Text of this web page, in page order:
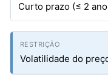
Curto prazo (≤ 2
Volatilidade do